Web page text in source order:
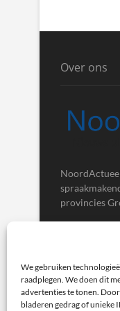
We gebruiken
raadplegen. We doen dit
advertenties te tonen.
bladeren gedrag of unieke
Over ons
provincies